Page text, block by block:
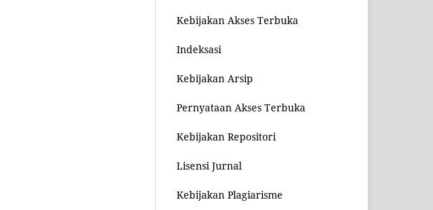
Kebijakan Akses Terbuka
Indeksasi
Kebijakan Arsip
Pernyataan Akses Terbuka
Kebijakan Repositori
Lisensi Jurnal
Kebijakan Plagiarisme